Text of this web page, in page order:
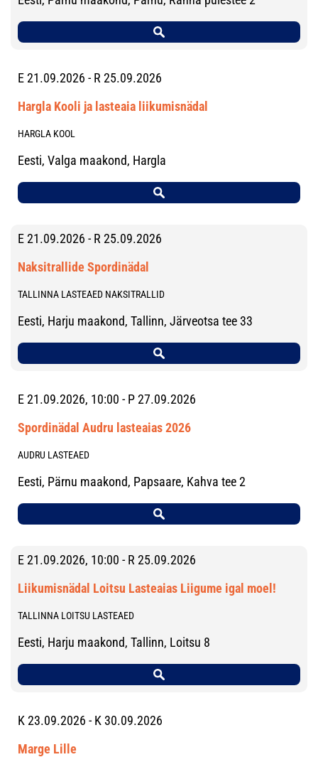
E 21.09.2026 - R 25.09.2026
Hargla Kooli ja lasteaia liikumisnädal
HARGLA KOOL
Eesti, Valga maakond, Hargla
E 21.09.2026 - R 25.09.2026
Naksitrallide Spordinädal
TALLINNA LASTEAED NAKSITRALLID
Eesti, Harju maakond, Tallinn, Järveotsa tee 33
E 21.09.2026, 10:00 - P 27.09.2026
Spordinädal Audru lasteaias 2026
AUDRU LASTEAED
Eesti, Pärnu maakond, Papsaare, Kahva tee 2
E 21.09.2026, 10:00 - R 25.09.2026
Liikumisnädal Loitsu Lasteaias Liigume igal moel!
TALLINNA LOITSU LASTEAED
Eesti, Harju maakond, Tallinn, Loitsu 8
K 23.09.2026 - K 30.09.2026
Marge Lille